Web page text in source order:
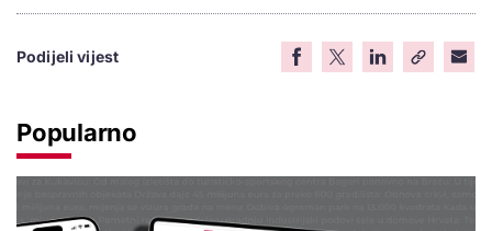
Podijeli vijest
Popularno